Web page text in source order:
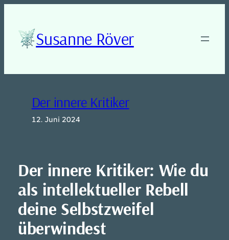
springen Susanne Röver
Der innere Kritiker
12. Juni 2024
Der innere Kritiker: Wie du
als intellektueller Rebell
deine Selbstzweifel
überwindest